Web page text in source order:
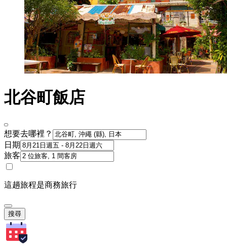
北谷町飯店
想要去哪裡？
日期
旅客
這趟旅程是商務旅行
搜尋